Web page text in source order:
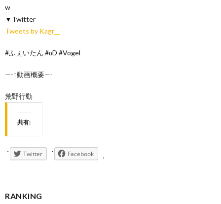
w
▼Twitter
Tweets by Kagr__
#ふぇいたん #αD #Vogel
—-↑動画概要—-
荒野行動
共有:
Twitter Facebook
RANKING